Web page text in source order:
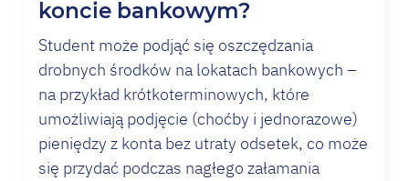
koncie bankowym?
Student może podjąć się oszczędzania
drobnych środków na lokatach bankowych –
na przykład krótkoterminowych, które
umożliwiają podjęcie (choćby i jednorazowe)
pieniędzy z konta bez utraty odsetek, co może
się przydać podczas nagłego załamania